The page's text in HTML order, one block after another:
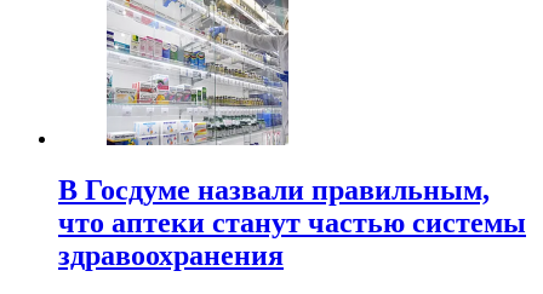
В Госдуме назвали правильным,
что аптеки станут частью системы
здравоохранения